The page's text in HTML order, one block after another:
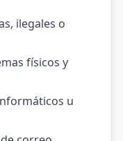
ilegales o
físicos y
u